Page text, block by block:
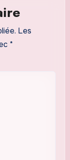
Les
*